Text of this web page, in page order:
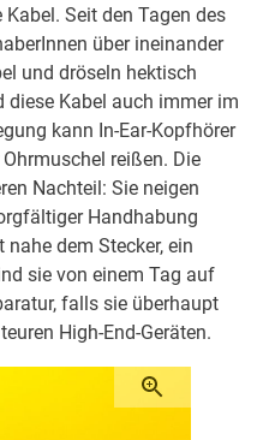
Seit den Tagen des
über ineinander
und dröseln hektisch
diese Kabel auch immer im
kann In-Ear-Kopfhörer
reißen. Die
Nachteil: Sie neigen
Handhabung
dem Stecker, ein
sie von einem Tag auf
falls sie überhaupt
High-End-Geräten.